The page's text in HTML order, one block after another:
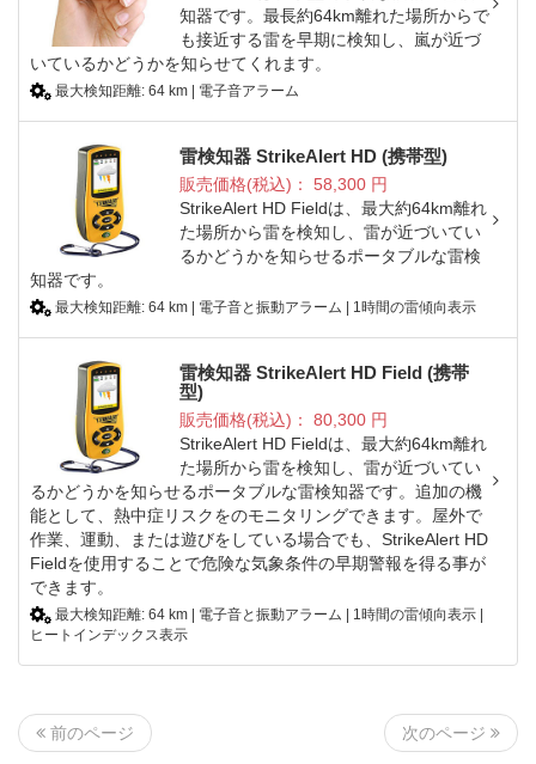
知器です。最長約64km離れた場所からで
も接近する雷を早期に検知し、嵐が近づ
いているかどうかを知らせてくれます。
最大検知距離: 64 km | 電子音アラーム
雷検知器 StrikeAlert HD (携帯型)
販売価格(税込)： 58,300円
StrikeAlert HD Fieldは、最大約64km離れ
た場所から雷を検知し、雷が近づいてい
るかどうかを知らせるポータブルな雷検
知器です。
最大検知距離: 64 km | 電子音と振動アラーム | 1時間の雷傾向表示
雷検知器 StrikeAlert HD Field (携帯
型)
販売価格(税込)： 80,300円
StrikeAlert HD Fieldは、最大約64km離れ
た場所から雷を検知し、雷が近づいてい
るかどうかを知らせるポータブルな雷検知器です。追加の機
能として、熱中症リスクをのモニタリングできます。屋外で
作業、運動、または遊びをしている場合でも、StrikeAlert HD
Fieldを使用することで危険な気象条件の早期警報を得る事が
できます。
最大検知距離: 64 km | 電子音と振動アラーム | 1時間の雷傾向表示 |
ヒートインデックス表示
前のページ 次のページ